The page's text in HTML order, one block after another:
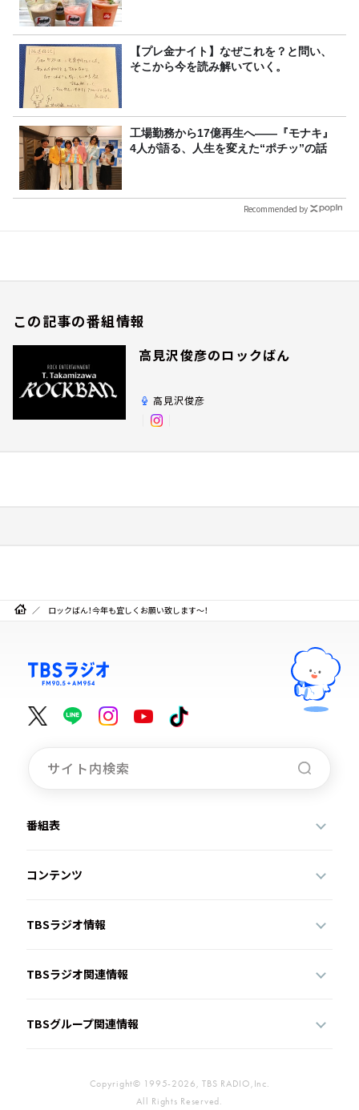
【プレ金ナイト】なぜこれを？と問い、
そこから今を読み解いていく。
工場勤務から17億再生へ——『モナキ』
4人が語る、人生を変えた“ポチッ”の話
Recommended by
この記事の番組情報
高見沢俊彦のロックばん
高見沢俊彦
ロックばん！今年も宜しくお願い致します～！
番組表
コンテンツ
TBSラジオ情報
TBSラジオ関連情報
TBSグループ関連情報
Copyright© 1995-2026, TBS RADIO,Inc.
All Rights Reserved.